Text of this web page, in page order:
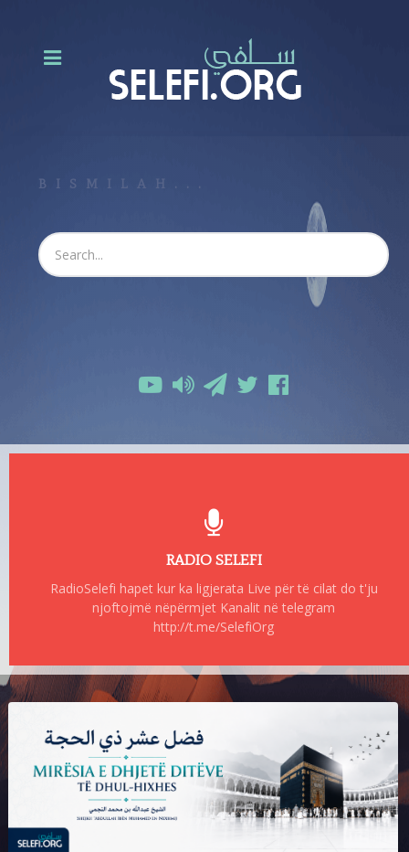
BISMILAH...
RADIO SELEFI
RadioSelefi hapet kur ka ligjerata Live për të cilat do t'ju
njoftojmë nëpërmjet Kanalit në telegram
http://t.me/SelefiOrg